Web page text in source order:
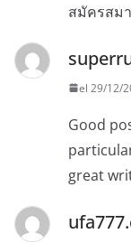
สมัครสม
el 29/12/
Good
great